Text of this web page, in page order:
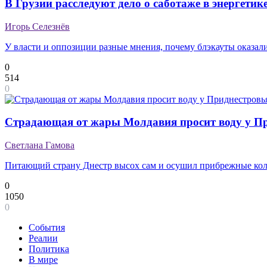
В Грузии расследуют дело о саботаже в
Игорь Селезнёв
У власти и оппозиции разные мнения, почему блэкауты
0
514
0
Страдающая от жары Молдавия просит воду у
Светлана Гамова
Питающий страну Днестр высох сам и осушил прибрежные
0
1050
0
События
Реалии
Политика
В мире